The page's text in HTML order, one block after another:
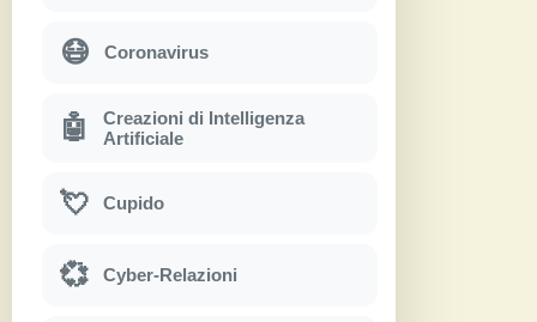
😷 Coronavirus
🤖
Creazioni di Intelligenza
Artificiale
💘 Cupido
💞 Cyber-Relazioni